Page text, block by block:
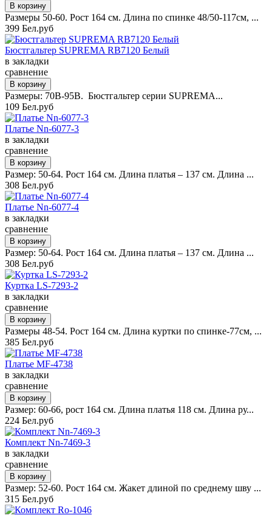
Размеры 50-60. Рост 164 см. Длина по спинке 48/50-117см, ...
399 Бел.руб
Бюстгальтер SUPREMA RB7120 Белый
в закладки
сравнение
Размеры: 70B-95B. Бюстгальтер серии SUPREMA...
109 Бел.руб
Платье Nn-6077-3
в закладки
сравнение
Размер: 50-64. Рост 164 см. Длина платья – 137 см. Длина ...
308 Бел.руб
Платье Nn-6077-4
в закладки
сравнение
Размер: 50-64. Рост 164 см. Длина платья – 137 см. Длина ...
308 Бел.руб
Куртка LS-7293-2
в закладки
сравнение
Размеры 48-54. Рост 164 см. Длина куртки по спинке-77см, ...
385 Бел.руб
Платье MF-4738
в закладки
сравнение
Размер: 60-66, рост 164 см. Длина платья 118 см. Длина ру...
224 Бел.руб
Комплект Nn-7469-3
в закладки
сравнение
Размер: 52-60. Рост 164 см. Жакет длиной по среднему шву ...
315 Бел.руб